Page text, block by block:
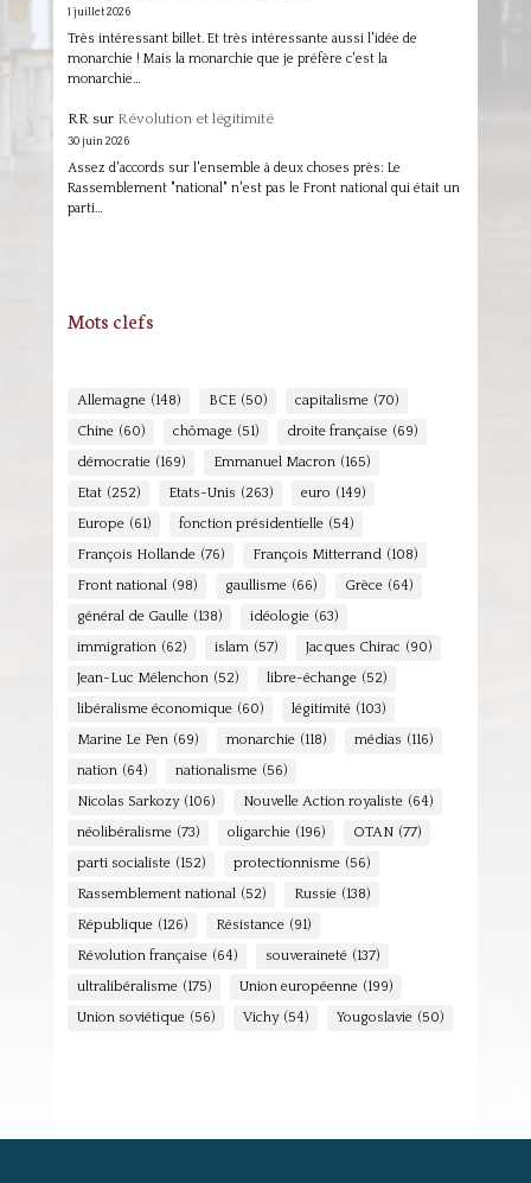
1 juillet 2026
Très intéressant billet. Et très intéressante aussi l'idée de
monarchie ! Mais la monarchie que je préfère c'est la
monarchie…
RR sur Révolution et légitimité
30 juin 2026
Assez d'accords sur l'ensemble à deux choses près: Le
Rassemblement "national" n'est pas le Front national qui était un
parti…
Mots clefs
Allemagne (148) BCE (50) capitalisme (70)
Chine (60) chômage (51) droite française (69)
démocratie (169) Emmanuel Macron (165)
Etat (252) Etats-Unis (263) euro (149)
Europe (61) fonction présidentielle (54)
François Hollande (76) François Mitterrand (108)
Front national (98) gaullisme (66) Grèce (64)
général de Gaulle (138) idéologie (63)
immigration (62) islam (57) Jacques Chirac (90)
Jean-Luc Mélenchon (52) libre-échange (52)
libéralisme économique (60) légitimité (103)
Marine Le Pen (69) monarchie (118) médias (116)
nation (64) nationalisme (56)
Nicolas Sarkozy (106) Nouvelle Action royaliste (64)
néolibéralisme (73) oligarchie (196) OTAN (77)
parti socialiste (152) protectionnisme (56)
Rassemblement national (52) Russie (138)
République (126) Résistance (91)
Révolution française (64) souveraineté (137)
ultralibéralisme (175) Union européenne (199)
Union soviétique (56) Vichy (54) Yougoslavie (50)